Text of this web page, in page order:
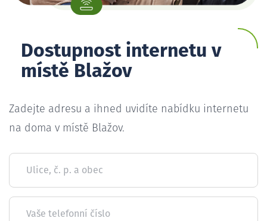
Dostupnost internetu v
místě Blažov
Zadejte adresu a ihned uvidíte nabídku internetu
na doma v místě Blažov.
Ulice, č. p. a obec
Vaše telefonní číslo